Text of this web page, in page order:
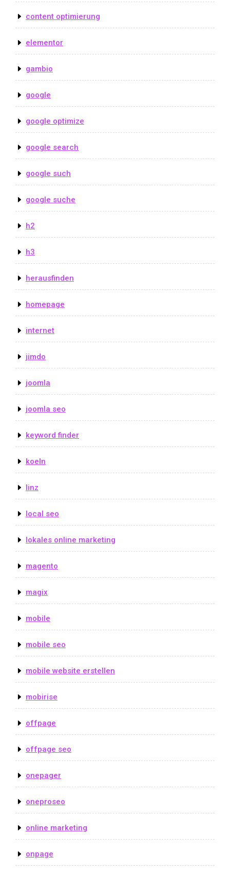
content optimierung
elementor
gambio
google
google optimize
google search
google such
google suche
h2
h3
herausfinden
homepage
internet
jimdo
joomla
joomla seo
keyword finder
koeln
linz
local seo
lokales online marketing
magento
magix
mobile
mobile seo
mobile website erstellen
mobirise
offpage
offpage seo
onepager
oneproseo
online marketing
onpage